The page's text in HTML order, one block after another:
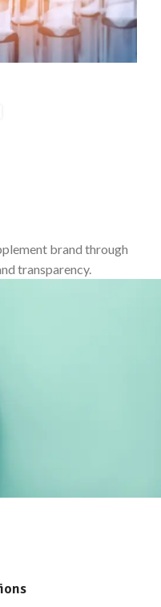
brand through
transparency.